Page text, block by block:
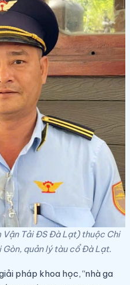
Vận Tải ĐS Đà Lạt) thuộc Chi
Gòn, quản lý tàu cổ Đà Lạt.
pháp khoa học, “nhà ga